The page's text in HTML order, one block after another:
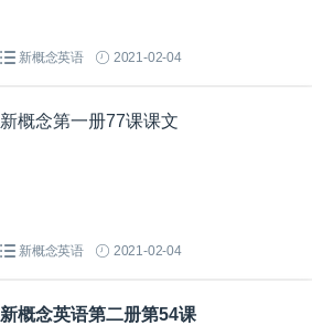
新概念英语 2021-02-04
新概念第一册77课课文
新概念英语 2021-02-04
新概念英语第二册第54课